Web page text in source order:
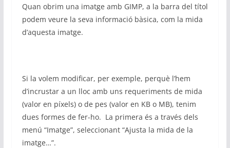
Quan obrim una imatge amb GIMP, a la barra del títol
podem veure la seva informació bàsica, com la mida
d’aquesta imatge.
Si la volem modificar, per exemple, perquè l’hem
d’incrustar a un lloc amb uns requeriments de mida
(valor en píxels) o de pes (valor en KB o MB), tenim
dues formes de fer-ho. La primera és a través dels
menú “Imatge”, seleccionant “Ajusta la mida de la
imatge…”.